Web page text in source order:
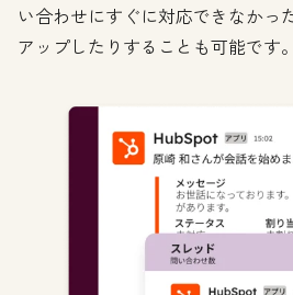
い合わせにすぐに対応できなかっ
アップしたりすることも可能です。